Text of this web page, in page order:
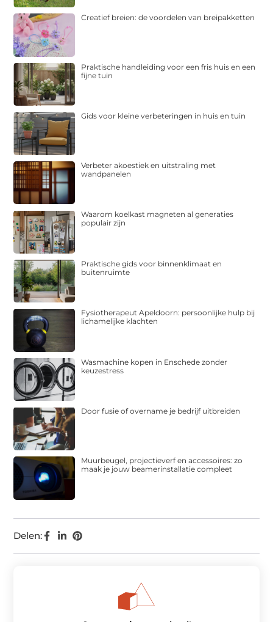
Delen:
Creatief breien: de voordelen van breipakketten
Praktische handleiding voor een fris huis en een
fijne tuin
Gids voor kleine verbeteringen in huis en tuin
Verbeter akoestiek en uitstraling met
wandpanelen
Waarom koelkast magneten al generaties
populair zijn
Praktische gids voor binnenklimaat en
buitenruimte
Fysiotherapeut Apeldoorn: persoonlijke hulp bij
lichamelijke klachten
Wasmachine kopen in Enschede zonder
keuzestress
Door fusie of overname je bedrijf uitbreiden
Muurbeugel, projectieverf en accessoires: zo
maak je jouw beamerinstallatie compleet